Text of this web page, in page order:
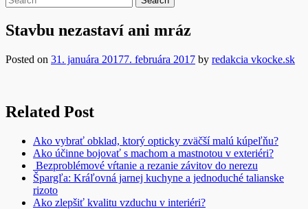
Stavbu nezastaví ani mráz
Posted on 31. januára 20177. februára 2017 by redakcia vkocke.sk
Related Post
Ako vybrať obklad, ktorý opticky zväčší malú kúpeľňu?
Ako účinne bojovať s machom a mastnotou v exteriéri?
Bezproblémové vŕtanie a rezanie závitov do nerezu
Špargľa: Kráľovná jarnej kuchyne a jednoduché talianske
rizoto
Ako zlepšiť kvalitu vzduchu v interiéri?